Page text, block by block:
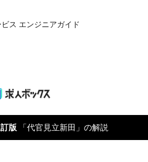
ス エンジニアガイド
版 「代官見立新田」の解説